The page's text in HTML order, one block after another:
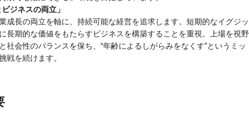
ジネスの両立」
成長の両立を軸に、持続可能な経営を追求します。短期的なイグジッ
長期的な価値をもたらすビジネスを構築することを重視。上場を視野
社会性のバランスを保ち、“年齢によるしがらみをなくす”というミッ
戦を続けます。